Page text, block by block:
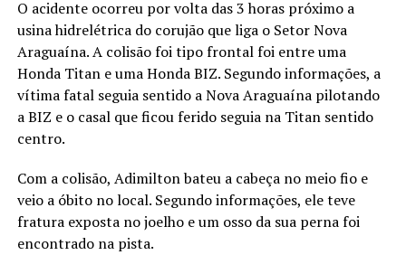
O acidente ocorreu por volta das 3 horas próximo a
usina hidrelétrica do corujão que liga o Setor Nova
Araguaína. A colisão foi tipo frontal foi entre uma
Honda Titan e uma Honda BIZ. Segundo informações, a
vítima fatal seguia sentido a Nova Araguaína pilotando
a BIZ e o casal que ficou ferido seguia na Titan sentido
centro.
Com a colisão, Adimilton bateu a cabeça no meio fio e
veio a óbito no local. Segundo informações, ele teve
fratura exposta no joelho e um osso da sua perna foi
encontrado na pista.